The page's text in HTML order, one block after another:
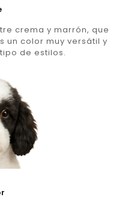
crema y marrón, que
un color muy versátil y
de estilos.